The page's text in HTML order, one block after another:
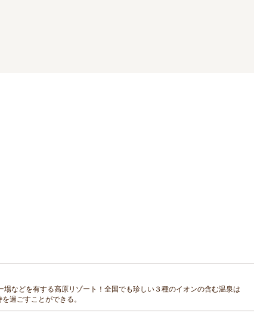
などを有する高原リゾート！全国でも珍しい３種のイオンの含む温泉は
過ごすことができる。